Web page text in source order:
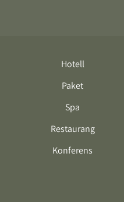
Hotell
Paket
Spa
Restaurang
Konferens